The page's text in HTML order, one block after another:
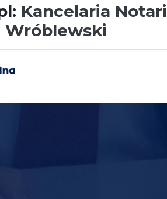
Kancelaria
Wróblewski